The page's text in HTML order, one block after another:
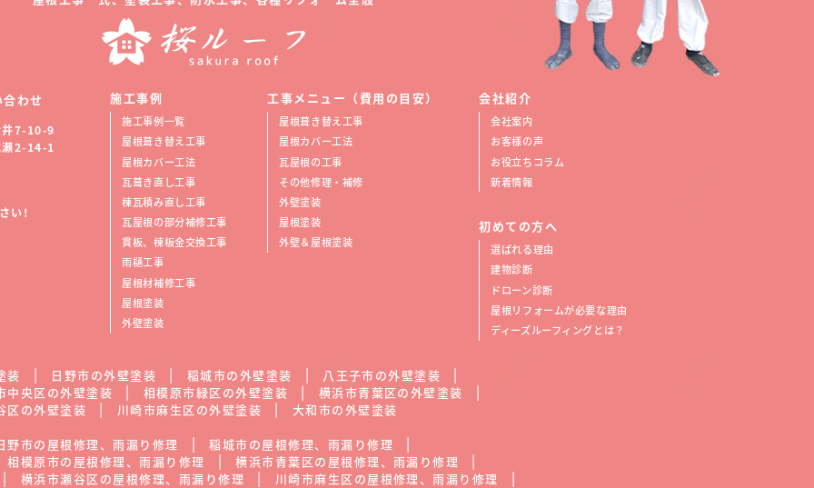
わせ
井7-10-9
2-14-1
い!
施工事例
施工事例一覧
屋根葺き替え工事
屋根カバー工法
瓦葺き直し工事
棟瓦積み直し工事
瓦屋根の部分補修工事
貫板、棟板金交換工事
雨樋工事
屋根材補修工事
屋根塗装
外壁塗装
工事メニュー（費用の目安）
屋根葺き替え工事
屋根カバー工法
瓦屋根の工事
その他修理・補修
外壁塗装
屋根塗装
外壁＆屋根塗装
会社紹介
会社案内
お客様の声
お役立ちコラム
新着情報
初めての方へ
選ばれる理由
建物診断
ドローン診断
屋根リフォームが必要な理由
ディーズルーフィングとは？
装 日野市の外壁塗装 稲城市の外壁塗装
八王子市の外壁塗装
中央区の外壁塗装
相模原市緑区の外壁塗装
横浜市青葉区の外壁塗装
区の外壁塗装
川崎市麻生区の外壁塗装
大和市の外壁塗装
野市の屋根修理、雨漏り修理
稲城市の屋根修理、雨漏り修理
相模原市の屋根修理、雨漏り修理
横浜市青葉区の屋根修理、雨漏り修理
横浜市瀬谷区の屋根修理、雨漏り修理
川崎市麻生区の屋根修理、雨漏り修理